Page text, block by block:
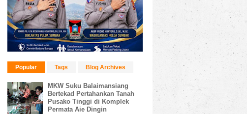
Popular Tags Blog Archives
MKW Suku Balaimansiang
Bertekad Pertahankan Tanah
Pusako Tinggi di Komplek
Permata Aie Dingin